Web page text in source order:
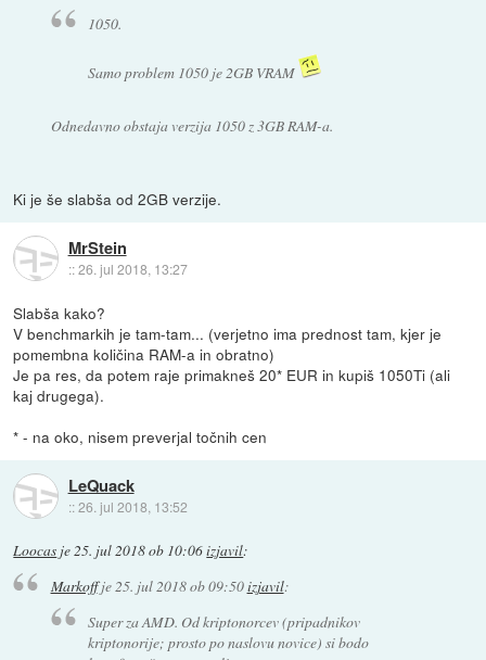
1050.
Samo problem 1050 je 2GB VRAM
Odnedavno obstaja verzija 1050 z 3GB RAM-a.
Ki je še slabša od 2GB verzije.
MrStein
::26. jul 2018, 13:27
Slabša kako?
V benchmarkih je tam-tam... (verjetno ima prednost tam, kjer je
pomembna količina RAM-a in obratno)
Je pa res, da potem raje primakneš 20* EUR in kupiš 1050Ti (ali
kaj drugega).
* - na oko, nisem preverjal točnih cen
LeQuack
::26. jul 2018, 13:52
Loocas je25. jul 2018 ob 10:06izjavil:
Markoffje25. jul 2018 ob 09:50izjavil:
Super za AMD. Od kriptonorcev (pripadnikov
kriptonorije; prosto po naslovu novice) si bodo